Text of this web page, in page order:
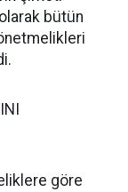
bütün
göre